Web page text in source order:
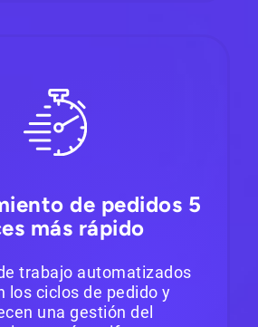
de pedidos 5
más rápido
trabajo automatizados
los ciclos de pedido y
una gestión del